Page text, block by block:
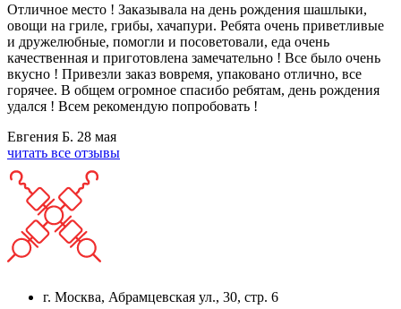
Отличное место ! Заказывала на день рождения шашлыки,
овощи на гриле, грибы, хачапури. Ребята очень приветливые
и дружелюбные, помогли и посоветовали, еда очень
качественная и приготовлена замечательно ! Все было очень
вкусно ! Привезли заказ вовремя, упаковано отлично, все
горячее. В общем огромное спасибо ребятам, день рождения
удался ! Всем рекомендую попробовать !
Евгения Б. 28 мая
читать все отзывы
г. Москва, Абрамцевская ул., 30, стр. 6